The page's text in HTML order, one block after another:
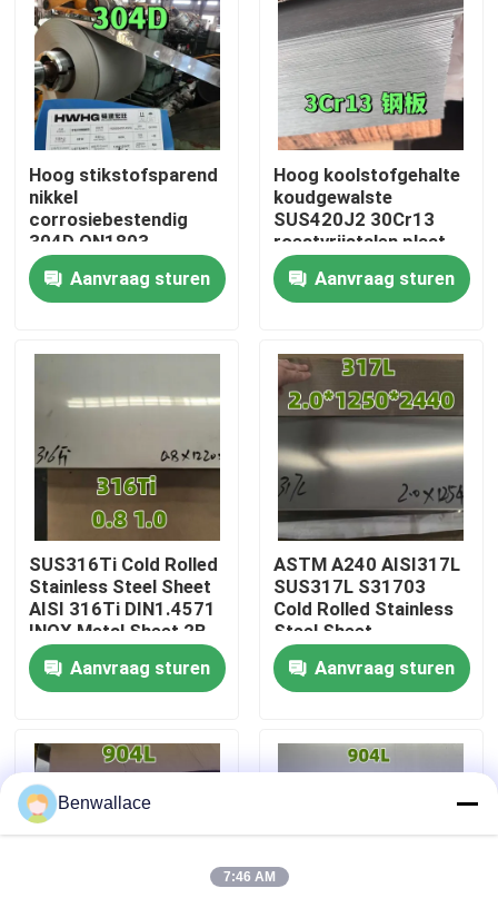
Huis
Video's
Over ons
fabriekstour
Kwaliteitscontrole
Neem contact met ons op
Nieuws
Gevallen
Hoog stikstofsparend
nikkel
corrosiebestendig
304D QN1803
roestvrij staalplaat
2mm 2B Oppervlak
gebruikt voor wastafel
Aanvraag sturen
Hoog koolstofgehalte
koudgewalste
SUS420J2 30Cr13
roestvrijstalen plaat
0,5-3,0 mm 2B
oppervlak gebruikt
voor messen
Aanvraag sturen
SUS316Ti Cold Rolled
Stainless Steel Sheet
AISI 316Ti DIN1.4571
INOX Metal Sheet 2B
0.8mm
Aanvraag sturen
ASTM A240 AISI317L
SUS317L S31703
Cold Rolled Stainless
Steel Sheet
2.0*1220*2440MM
Aanvraag sturen
Benwallace
7:46 AM